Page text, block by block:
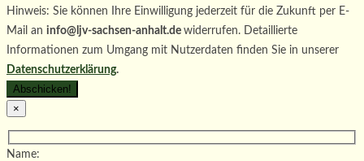
Hinweis: Sie können Ihre Einwilligung jederzeit für die Zukunft per E-
Mail an info@ljv-sachsen-anhalt.de widerrufen. Detaillierte
Informationen zum Umgang mit Nutzerdaten finden Sie in unserer
Datenschutzerklärung.
×
Name: